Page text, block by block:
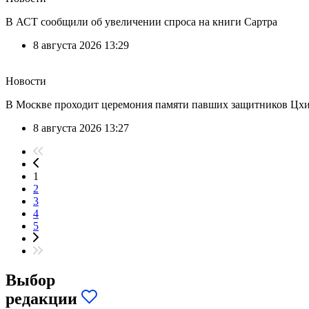
В АСТ сообщили об увеличении спроса на книги Сартра
8 августа 2026 13:29
Новости
В Москве проходит церемония памяти павших защитников
8 августа 2026 13:27
1
2
3
4
5
Выбор
редакции